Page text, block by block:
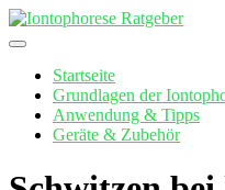
Skip
to
Startseite
Grundlagen der
Anwendung & Tipps
Geräte & Zubehör